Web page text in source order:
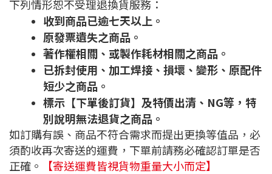
下列情形恕不受理退換貨服務：
收到商品已逾七天以上。
原發票遺失之商品。
著作權相關、或製作耗材相關之商品。
已拆封使用、加工焊接、損壞、變形、原配件
短少之商品。
標示【下單後訂貨】及特價出清、NG等，特
別說明無法退貨之商品。
如訂購有誤、商品不符合需求而提出更換等值品，必
須酌收再次寄送的運費，下單前請務必確認訂單是否
正確。
【寄送運費皆視貨物重量大小而定】